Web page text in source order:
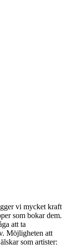
vi mycket kraft
som bokar dem.
att ta
Möjligheten att
som artister: